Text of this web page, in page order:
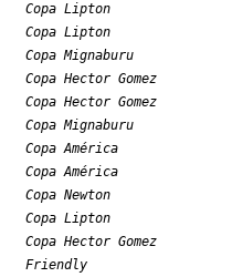
Copa Lipton
Copa Lipton
Copa Mignaburu
Copa Hector Gomez
Copa Hector Gomez
Copa Mignaburu
Copa América
Copa América
Copa Newton
Copa Lipton
Copa Hector Gomez
Friendly